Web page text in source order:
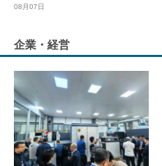
08月07日
企業・経営